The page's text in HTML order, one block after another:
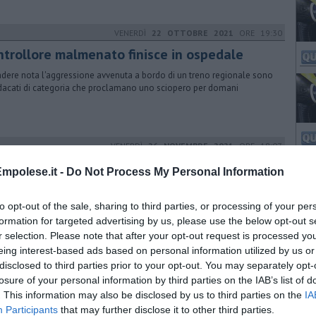
- Do Not Process My Personal Information
opt-out of the sale, sharing to third parties, or processing of your
for targeted advertising by us, please use the below opt-out
selection. Please note that after your opt-out request is processed
interest-based ads based on personal information utilized by us
to third parties prior to your opt-out. You may separately
of your personal information by third parties on the IAB’s list of
This information may also be disclosed by us to third parties on the
Participants that may further disclose it to other third parties.
VENERDÌ 22 OTTOBRE 2021 ORE 19:30
malmenato finisce in ospedale
nota l'aggressione avvenuta a bordo di un treno regionale sono
di categoria che proclamano uno sciopero per domani
VENERDÌ26 NOVEMBRE 2021ORE 18:07
nel calcio, muore il fratello del Mister
fratello dell'allenatore dell'Empoli calcio Aurelio
MERCOLEDÌ
si fermano per lo sciopero generale
si preparano ad incrociare le braccia per 4 ore. Date, fasce
e orari di astensione dal lavoro nei diversi territori